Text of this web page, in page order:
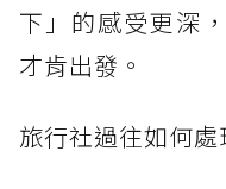
下」的感受更深
才肯出發。
旅行社過往如何處